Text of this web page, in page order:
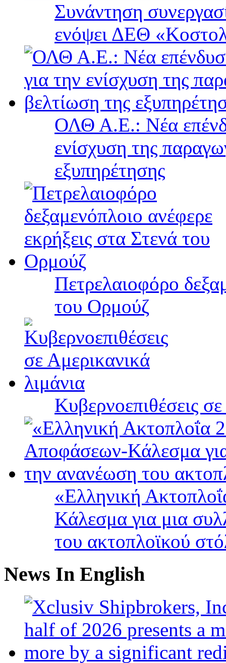
Συνάντηση
ενόψει ΔΕΘ
ΟΛΘ Α.Ε.: Νέα
ενίσχυση της
εξυπηρέτησης
Πετρελαιοφόρο
του Ορμούζ
Κυβερνοεπιθέσεις
«Ελληνική
Κάλεσμα για μια
του ακτοπλοϊκού
News In English